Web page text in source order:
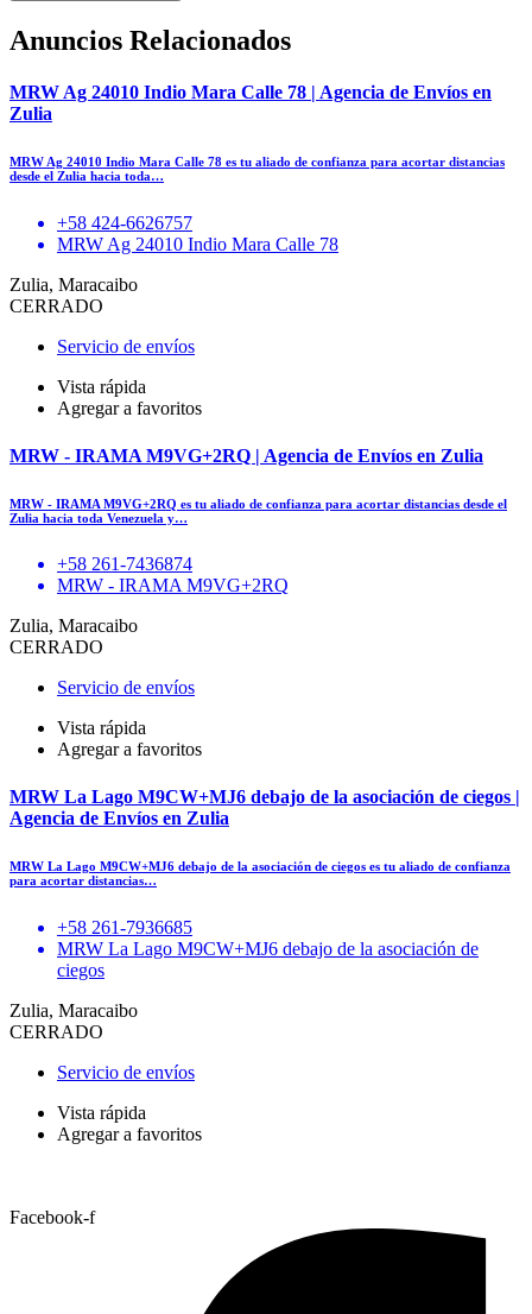
Anuncios Relacionados
MRW Ag 24010 Indio Mara Calle 78 | Agencia de Envíos en
Zulia
MRW Ag 24010 Indio Mara Calle 78 es tu aliado de confianza para acortar distancias
desde el Zulia hacia toda…
+58 424-6626757
MRW Ag 24010 Indio Mara Calle 78
Zulia, Maracaibo
CERRADO
Servicio de envíos
Vista rápida
Agregar a favoritos
MRW - IRAMA M9VG+2RQ | Agencia de Envíos en Zulia
MRW - IRAMA M9VG+2RQ es tu aliado de confianza para acortar distancias desde el
Zulia hacia toda Venezuela y…
+58 261-7436874
MRW - IRAMA M9VG+2RQ
Zulia, Maracaibo
CERRADO
Servicio de envíos
Vista rápida
Agregar a favoritos
MRW La Lago M9CW+MJ6 debajo de la asociación de ciegos |
Agencia de Envíos en Zulia
MRW La Lago M9CW+MJ6 debajo de la asociación de ciegos es tu aliado de confianza
para acortar distancias…
+58 261-7936685
MRW La Lago M9CW+MJ6 debajo de la asociación de
ciegos
Zulia, Maracaibo
CERRADO
Servicio de envíos
Vista rápida
Agregar a favoritos
Facebook-f